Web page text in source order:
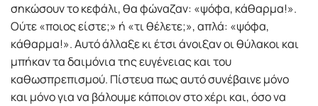
σηκώσουν το κεφάλι, θα φώναζαν: «ψόφα, κάθαρµα!».
Ούτε «ποιος είστε;» ή «τι θέλετε;», απλά: «ψόφα,
κάθαρµα!». Αυτό άλλαξε κι έτσι άνοιξαν οι θύλακοι και
µπήκαν τα δαιµόνια της ευγένειας και του
καθωσπρεπισµού. Πίστευα πως αυτό συνέβαινε µόνο
και µόνο για να βάλουµε κάποιον στο χέρι και, όσο να